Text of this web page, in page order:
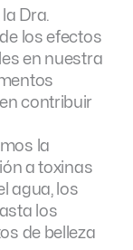
Dra.
los efectos
en nuestra
contribuir
la
a toxinas
agua, los
los
de belleza